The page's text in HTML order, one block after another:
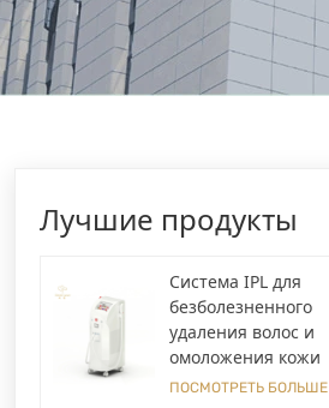
Лучшие продукты
Система IPL для
безболезненного
удаления волос и
омоложения кожи
ПОСМОТРЕТЬ БОЛЬШЕ